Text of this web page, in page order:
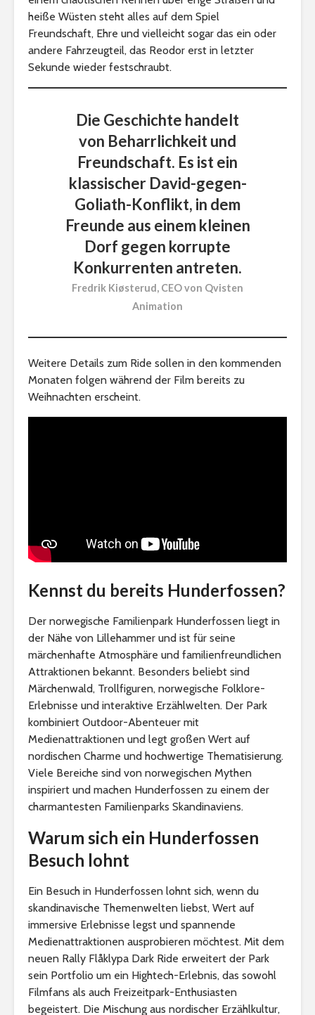
heiße Wüsten steht alles auf dem Spiel
Freundschaft, Ehre und vielleicht sogar das ein oder
andere Fahrzeugteil, das Reodor erst in letzter
Sekunde wieder festschraubt.
Die Geschichte handelt
von Beharrlichkeit und
Freundschaft. Es ist ein
klassischer David-gegen-
Goliath-Konflikt, in dem
Freunde aus einem kleinen
Dorf gegen korrupte
Konkurrenten antreten.
Fredrik Kiøsterud, CEO von Qvisten
Animation
Weitere Details zum Ride sollen in den kommenden
Monaten folgen während der Film bereits zu
Weihnachten erscheint.
Kennst du bereits Hunderfossen?
Der norwegische Familienpark Hunderfossen liegt in
der Nähe von Lillehammer und ist für seine
märchenhafte Atmosphäre und familienfreundlichen
Attraktionen bekannt. Besonders beliebt sind
Märchenwald, Trollfiguren, norwegische Folklore-
Erlebnisse und interaktive Erzählwelten. Der Park
kombiniert Outdoor-Abenteuer mit
Medienattraktionen und legt großen Wert auf
nordischen Charme und hochwertige Thematisierung.
Viele Bereiche sind von norwegischen Mythen
inspiriert und machen Hunderfossen zu einem der
charmantesten Familienparks Skandinaviens.
Warum sich ein Hunderfossen
Besuch lohnt
Ein Besuch in Hunderfossen lohnt sich, wenn du
skandinavische Themenwelten liebst, Wert auf
immersive Erlebnisse legst und spannende
Medienattraktionen ausprobieren möchtest. Mit dem
neuen Rally Flåklypa Dark Ride erweitert der Park
sein Portfolio um ein Hightech-Erlebnis, das sowohl
Filmfans als auch Freizeitpark-Enthusiasten
begeistert. Die Mischung aus nordischer Erzählkultur,